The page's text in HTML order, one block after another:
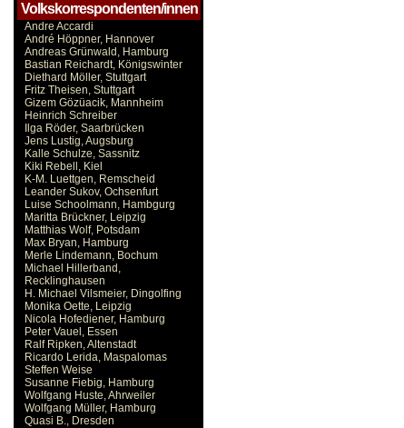
Volkskorrespondenten/innen
Andre Accardi
André Höppner, Hannover
Andreas Grünwald, Hamburg
Bastian Reichardt, Königswinter
Diethard Möller, Stuttgart
Fritz Theisen, Stuttgart
Gizem Gözüacik, Mannheim
Heinrich Schreiber
Ilga Röder, Saarbrücken
Jens Lustig, Augsburg
Kalle Schulze, Sassnitz
Kiki Rebell, Kiel
K-M. Luettgen, Remscheid
Leander Sukov, Ochsenfurt
Luise Schoolmann, Hambgurg
Maritta Brückner, Leipzig
Matthias Wolf, Potsdam
Max Bryan, Hamburg
Merle Lindemann, Bochum
Michael Hillerband,
Recklinghausen
H. Michael Vilsmeier, Dingolfing
Monika Oette, Leipzig
Nicola Hofediener, Hamburg
Peter Vauel, Essen
Ralf Ripken, Altenstadt
Ricardo Lerida, Maspalomas
Steffen Weise
Susanne Fiebig, Hamburg
Wolfgang Huste, Ahrweiler
Wolfgang Müller, Hamburg
Quasi B., Dresden